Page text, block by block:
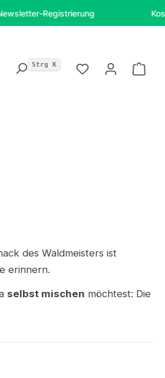
Registrierung
Werkzeugleiste anzeigen
Strg K Du hast 0
des Waldmeisters ist
erinnern.
selbst mischen möchtest: Die